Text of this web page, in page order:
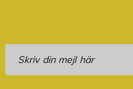
Prenumerera